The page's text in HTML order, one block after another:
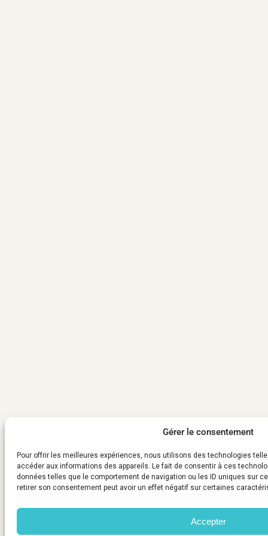
Gérer le consentement
Pour offrir les meilleures expériences, nous utilisons des technologies
accéder aux informations des appareils. Le fait de consentir à ces
données telles que le comportement de navigation ou les ID uniques sur
retirer son consentement peut avoir un effet négatif sur certaines
Accepter